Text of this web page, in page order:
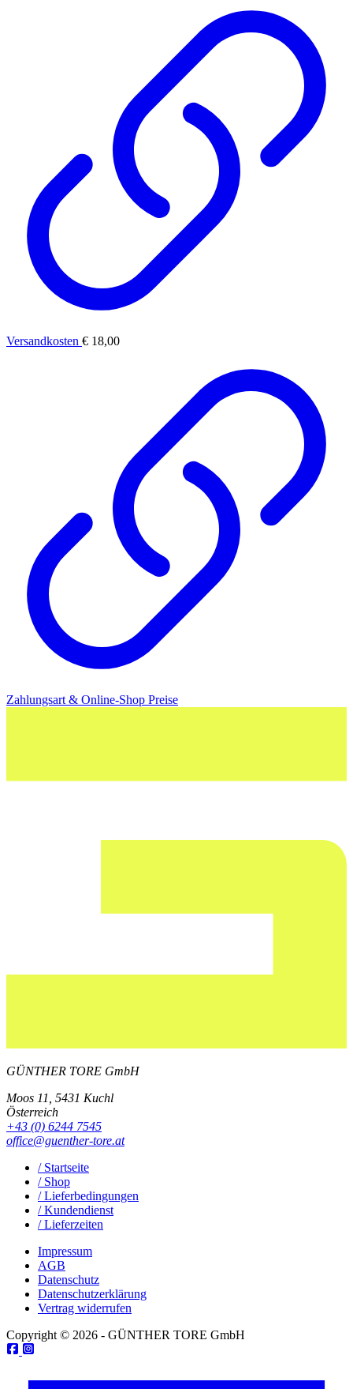
Versandkosten € 18,00
Zahlungsart & Online-Shop Preise
GÜNTHER TORE GmbH
Moos 11, 5431 Kuchl
Österreich
+43 (0) 6244 7545
office@guenther-tore.at
/ Startseite
/ Shop
/ Lieferbedingungen
/ Kundendienst
/ Lieferzeiten
Impressum
AGB
Datenschutz
Datenschutzerklärung
Vertrag widerrufen
Copyright © 2026 - GÜNTHER TORE GmbH